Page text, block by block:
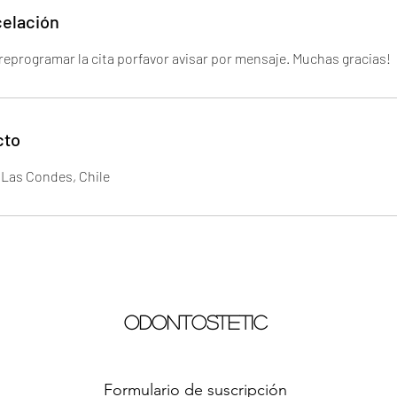
Condes, Chile
Odontostetic
Formulario de suscripción